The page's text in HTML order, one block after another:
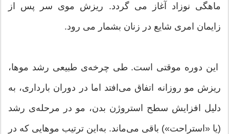
ماهگی نوزاد آغاز می گردد. ریزش موی سر پس از
زایمان امری شایع در زنان بشمار می رود.
این دوره‌ موقتی است. طی چرخه‌ی طبیعی رشد موها،
ریزش مو روزانه اتفاق می‌افتد اما در دوران بارداری، به
دلیل افزایش سطح استروژن بدن، مو در مرحله‌ی رشد
(یا «استراحت») باقی می‌ماند. به‌این ترتیب موهایی که در